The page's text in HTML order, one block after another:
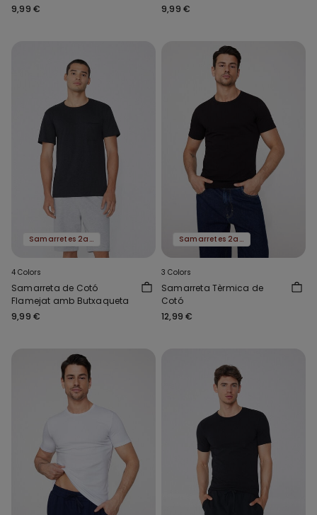
9,99 €
9,99 €
Samarretes 2a al -50%
4 Colors
Samarreta de Cotó
Flamejat amb Butxaqueta
9,99 €
Samarretes 2a al -50%
3 Colors
Samarreta Tèrmica de
Cotó
12,99 €